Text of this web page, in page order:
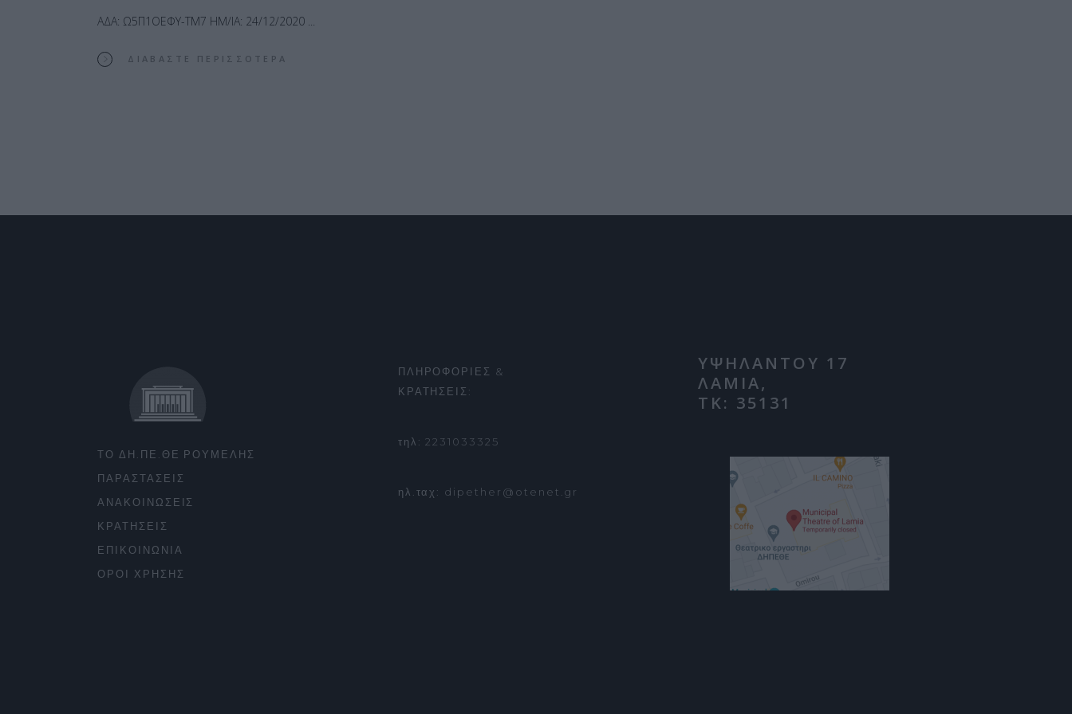
ΑΔΑ: Ω5Π1ΟΕΦΥ-ΤΜ7 ΗΜ/ΙΑ: 24/12/2020
ΔΙΑΒΆΣΤΕ ΠΕΡΙΣΣΌΤΕΡΑ
ΤΟ ΔΗ.ΠΕ.ΘΕ ΡΟΥΜΕΛΗΣ
ΠΑΡΑΣΤΑΣΕΙΣ
ΑΝΑΚΟΙΝΩΣΕΙΣ
ΚΡΑΤΗΣΕΙΣ
ΕΠΙΚΟΙΝΩΝΙΑ
ΟΡΟΙ ΧΡΗΣΗΣ
ΠΛΗΡΟΦΟΡΙΕΣ &
ΚΡΑΤΗΣΕΙΣ:
τηλ: 2231033325
ηλ.ταχ: dipether@otenet.gr
ΥΨΗΛΑΝΤΟΥ 17
ΛΑΜΙΑ,
ΤΚ: 35131